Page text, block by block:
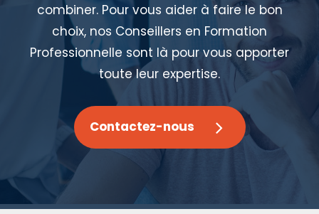
combiner. Pour vous aider à faire le bon
choix, nos Conseillers en Formation
Professionnelle sont là pour vous apporter
toute leur expertise.
Contactez-nous